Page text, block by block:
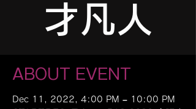
才凡人
ABOUT EVENT
Dec 11, 2022, 4:00 PM – 10:00 PM